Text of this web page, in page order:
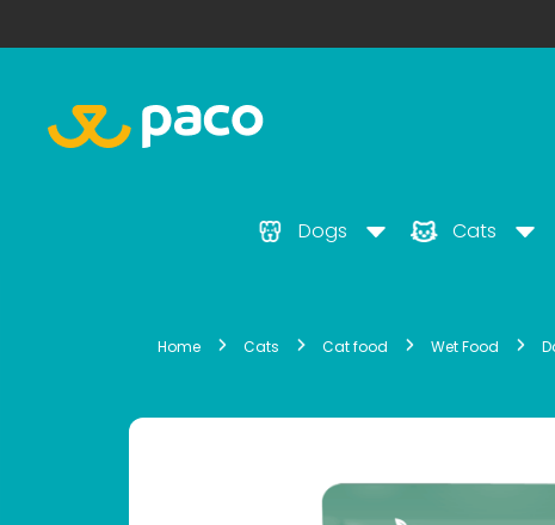
Dogs Cats
Home Cats Cat food Wet Food